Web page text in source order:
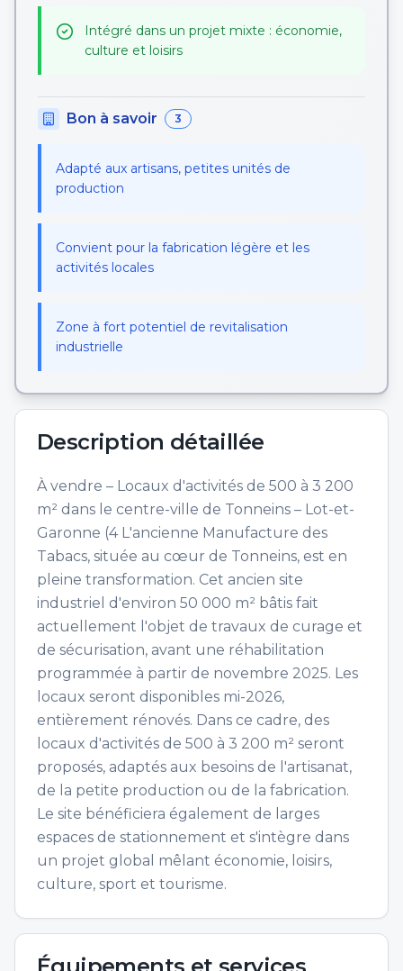
Intégré dans un projet mixte : économie,
culture et loisirs
Bon à savoir 3
Adapté aux artisans, petites unités de
production
Convient pour la fabrication légère et les
activités locales
Zone à fort potentiel de revitalisation
industrielle
Description détaillée
À vendre – Locaux d'activités de 500 à 3 200
m² dans le centre-ville de Tonneins – Lot-et-
Garonne (4 L'ancienne Manufacture des
Tabacs, située au cœur de Tonneins, est en
pleine transformation. Cet ancien site
industriel d'environ 50 000 m² bâtis fait
actuellement l'objet de travaux de curage et
de sécurisation, avant une réhabilitation
programmée à partir de novembre 2025. Les
locaux seront disponibles mi-2026,
entièrement rénovés. Dans ce cadre, des
locaux d'activités de 500 à 3 200 m² seront
proposés, adaptés aux besoins de l'artisanat,
de la petite production ou de la fabrication.
Le site bénéficiera également de larges
espaces de stationnement et s'intègre dans
un projet global mêlant économie, loisirs,
culture, sport et tourisme.